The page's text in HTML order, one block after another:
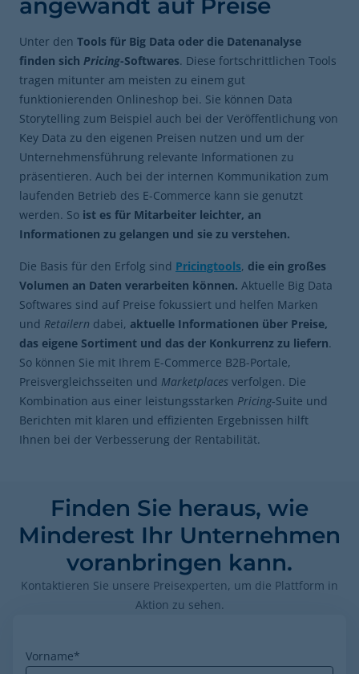
angewandt auf Preise
Unter den Tools für Big Data oder die Datenanalyse
finden sich Pricing-Softwares. Diese fortschrittlichen Tools
tragen mitunter am meisten zu einem gut
funktionierenden Onlineshop bei. Sie können Data
Storytelling zum Beispiel auch bei der Veröffentlichung von
Key Data zu den eigenen Preisen nutzen und um der
Unternehmensführung relevante Informationen zu
präsentieren. Auch bei der internen Kommunikation zum
laufenden Betrieb des E-Commerce kann sie genutzt
werden. So ist es für Mitarbeiter leichter, an
Informationen zu gelangen und sie zu verstehen.
Die Basis für den Erfolg sind Pricingtools, die ein großes
Volumen an Daten verarbeiten können. Aktuelle Big Data
Softwares sind auf Preise fokussiert und helfen Marken
und Retailern dabei, aktuelle Informationen über Preise,
das eigene Sortiment und das der Konkurrenz zu liefern.
So können Sie mit Ihrem E-Commerce B2B-Portale,
Preisvergleichsseiten und Marketplaces verfolgen. Die
Kombination aus einer leistungsstarken Pricing-Suite und
Berichten mit klaren und effizienten Ergebnissen hilft
Ihnen bei der Verbesserung der Rentabilität.
Finden Sie heraus, wie
Minderest Ihr Unternehmen
voranbringen kann.
Kontaktieren Sie unsere Preisexperten, um die Plattform in
Aktion zu sehen.
Vorname*